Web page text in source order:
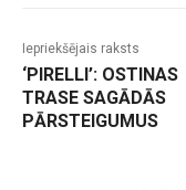
Iepriekšējais raksts
‘PIRELLI’: OSTINAS
TRASE SAGĀDĀS
PĀRSTEIGUMUS